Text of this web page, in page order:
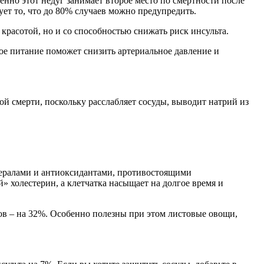
то, что до 80% случаев можно предупредить.
но и со способностью снижать риск инсульта.
питание поможет снизить артериальное давление и
смерти, поскольку расслабляет сосуды, выводит натрий из
и антиоксидантами, противостоящими
а клетчатка насыщает на долгое время и
– на 32%. Особенно полезны при этом листовые овощи,